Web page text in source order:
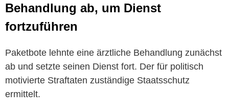
Behandlung ab, um Dienst
fortzuführen
Paketbote lehnte eine ärztliche Behandlung zunächst
ab und setzte seinen Dienst fort. Der für politisch
motivierte Straftaten zuständige Staatsschutz
ermittelt.